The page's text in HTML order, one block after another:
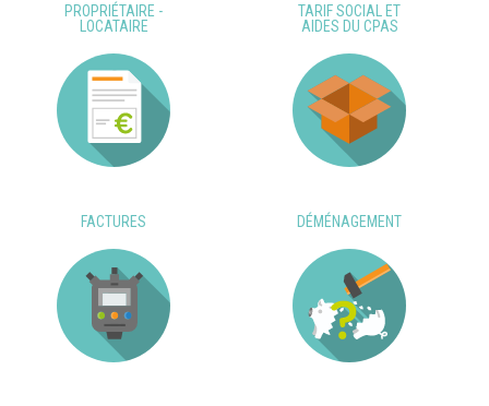
PROPRIÉTAIRE -
LOCATAIRE
TARIF SOCIAL ET
AIDES DU CPAS
FACTURES DÉMÉNAGEMENT